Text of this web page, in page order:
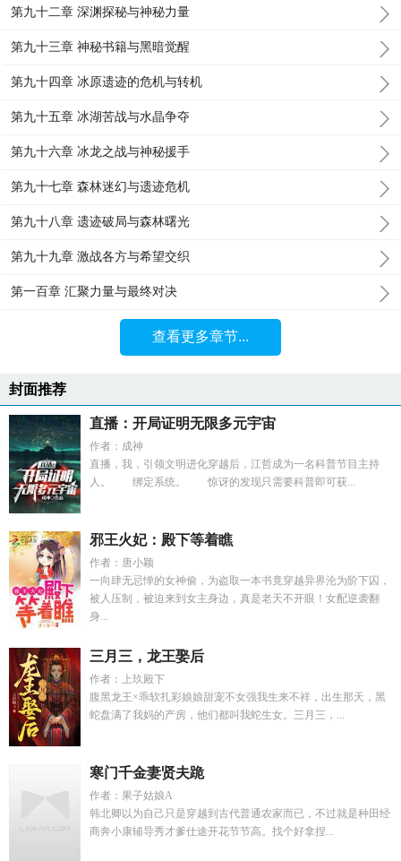
第九十二章 深渊探秘与神秘力量
第九十三章 神秘书籍与黑暗觉醒
第九十四章 冰原遗迹的危机与转机
第九十五章 冰湖苦战与水晶争夺
第九十六章 冰龙之战与神秘援手
第九十七章 森林迷幻与遗迹危机
第九十八章 遗迹破局与森林曙光
第九十九章 激战各方与希望交织
第一百章 汇聚力量与最终对决
查看更多章节...
封面推荐
直播：开局证明无限多元宇宙
作者：成神
直播，我，引领文明进化穿越后，江哲成为一名科普节目主持
人。 绑定系统。 惊讶的发现只需要科普即可获...
邪王火妃：殿下等着瞧
作者：唐小颖
一向肆无忌惮的女神偷，为盗取一本书竟穿越异界沦为阶下囚，
被人压制，被迫来到女主身边，真是老天不开眼！女配逆袭翻
身...
三月三，龙王娶后
作者：上玖殿下
腹黑龙王×乖软扎彩娘娘甜宠不女强我生来不祥，出生那天，黑
蛇盘满了我妈的产房，他们都叫我蛇生女。三月三，...
寒门千金妻贤夫跪
作者：果子姑娘A
韩北卿以为自己只是穿越到古代普通农家而已，不过就是种田经
商奔小康辅导秀才爹仕途开花节节高。找个好拿捏...